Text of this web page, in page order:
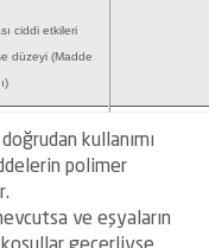
ciddi etkileri
düzeyi (Madde
kullanımı
polimer
ve eşyaların
geçerliyse,